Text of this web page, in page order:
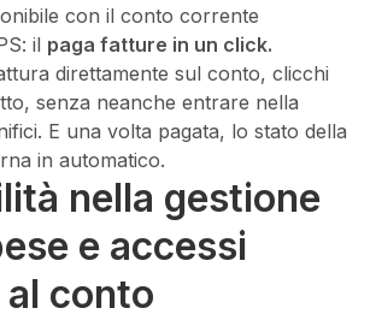
con il conto corrente
il paga fatture in un click.
direttamente sul conto, clicchi
senza neanche entrare nella
E una volta pagata, lo stato della
in automatico.
nella gestione
e accessi
conto